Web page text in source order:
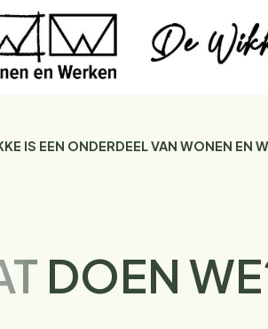
IS EEN ONDERDEEL VAN WONEN EN
DOEN